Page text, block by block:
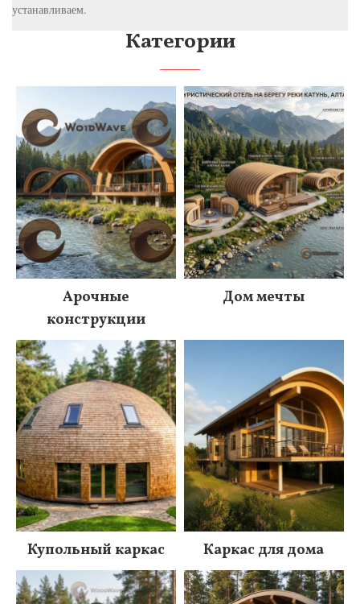
устанавливаем.
Категории
Арочные
конструкции
Дом мечты
Купольный каркас Каркас для дома